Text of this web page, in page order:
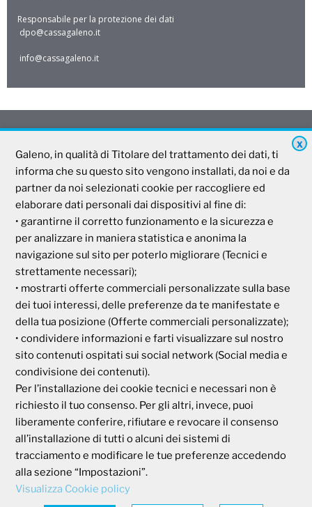
Responsabile per la protezione dei dati
dpo@cassagaleno.it
info@cassagaleno.it
Galeno
Società Mutua Cooperativa
Via Parigi, 11
00185 Roma
P.I e C.F. 04273791006
Tel. 800 99 93 83
Fax 06 44 24 87 05
e-mail:backoffice@cassagaleno.it
Informativa sul trattamento dei dati
Informativa sull’uso dei cookie
X
Galeno, in qualità di Titolare del trattamento dei dati, ti
informa che su questo sito vengono installati, da noi e da
partner da noi selezionati cookie per raccogliere ed
elaborare dati personali dai dispositivi al fine di:
• garantirne il corretto funzionamento e la sicurezza e
per analizzare in maniera statistica e anonima la
navigazione sul sito per poterlo migliorare (Tecnici e
strettamente necessari);
• mostrarti offerte commerciali personalizzate sulla base
dei tuoi interessi, delle preferenze da te manifestate e
della tua posizione (Offerte commerciali personalizzate);
• condividere informazioni e farti visualizzare sul nostro
sito contenuti ospitati sui social network (Social media e
condivisione dei contenuti).
Per l’installazione dei cookie tecnici e necessari non è
richiesto il tuo consenso. Per gli altri, invece, puoi
liberamente conferire, rifiutare e revocare il consenso
all’installazione di tutti o alcuni dei sistemi di
tracciamento e modificare le tue preferenze accedendo
alla sezione “Impostazioni”.
Visualizza Cookie policy